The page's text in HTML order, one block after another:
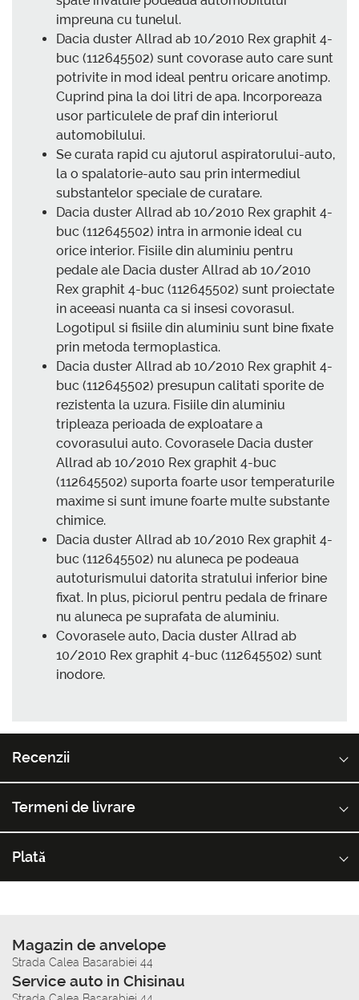
impreuna cu tunelul.
Dacia duster Allrad ab 10/2010 Rex graphit 4-
buc (112645502) sunt covorase auto care sunt
potrivite in mod ideal pentru oricare anotimp.
Cuprind pina la doi litri de apa. Incorporeaza
usor particulele de praf din interiorul
automobilului.
Se curata rapid cu ajutorul aspiratorului-auto,
la o spalatorie-auto sau prin intermediul
substantelor speciale de curatare.
Dacia duster Allrad ab 10/2010 Rex graphit 4-
buc (112645502) intra in armonie ideal cu
orice interior. Fisiile din aluminiu pentru
pedale ale Dacia duster Allrad ab 10/2010
Rex graphit 4-buc (112645502) sunt proiectate
in aceeasi nuanta ca si insesi covorasul.
Logotipul si fisiile din aluminiu sunt bine fixate
prin metoda termoplastica.
Dacia duster Allrad ab 10/2010 Rex graphit 4-
buc (112645502) presupun calitati sporite de
rezistenta la uzura. Fisiile din aluminiu
tripleaza perioada de exploatare a
covorasului auto. Covorasele Dacia duster
Allrad ab 10/2010 Rex graphit 4-buc
(112645502) suporta foarte usor temperaturile
maxime si sunt imune foarte multe substante
chimice.
Dacia duster Allrad ab 10/2010 Rex graphit 4-
buc (112645502) nu aluneca pe podeaua
autoturismului datorita stratului inferior bine
fixat. In plus, piciorul pentru pedala de frinare
nu aluneca pe suprafata de aluminiu.
Covorasele auto, Dacia duster Allrad ab
10/2010 Rex graphit 4-buc (112645502) sunt
inodore.
Recenzii
Termeni de livrare
Plată
Magazin de anvelope
Strada Calea Basarabiei 44
Service auto in Chisinau